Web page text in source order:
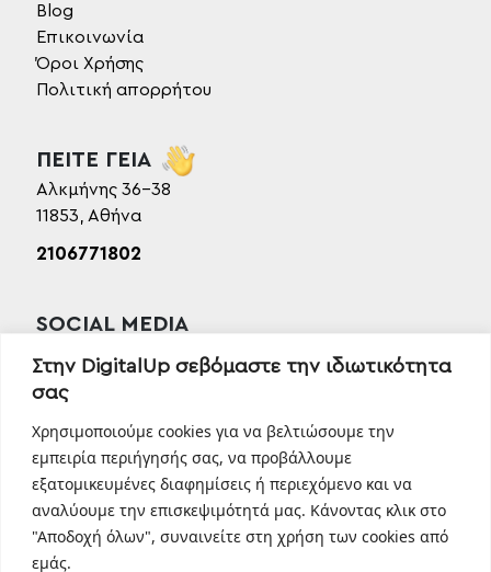
Στην DigitalUp σεβόμαστε την ιδιωτικότητα
σας
Χρησιμοποιούμε cookies για να βελτιώσουμε την
εμπειρία περιήγησής σας, να προβάλλουμε
εξατομικευμένες διαφημίσεις ή περιεχόμενο και να
αναλύουμε την επισκεψιμότητά μας. Κάνοντας κλικ στο
"Αποδοχή όλων", συναινείτε στη χρήση των cookies από
εμάς.
Blog
Επικοινωνία
Όροι Χρήσης
Πολιτική απορρήτου
ΠΕΙΤΕ ΓΕΙΑ
Αλκμήνης 36-38
11853, Αθήνα
2106771802
SOCIAL MEDIA
Facebook
Instagram
Linkedin
TikTok
Behance
Youtube